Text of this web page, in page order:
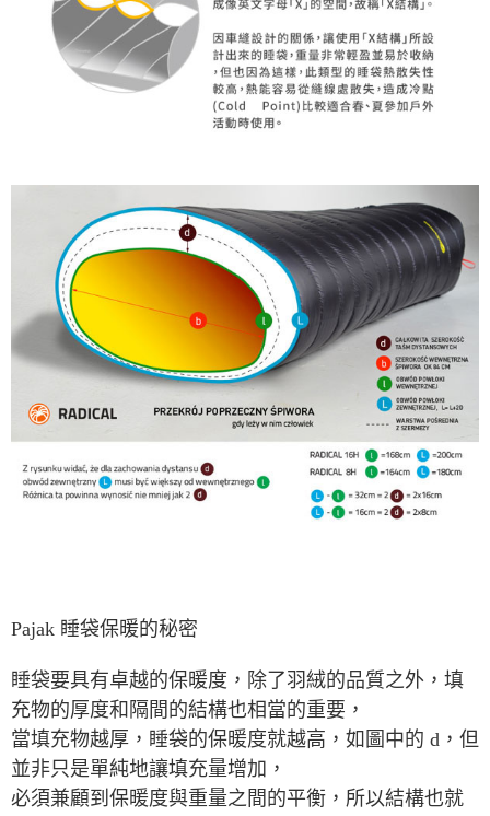
Pajak 睡袋保暖的秘密
睡袋要具有卓越的保暖度，除了羽絨的品質之外，填
充物的厚度和隔間的結構也相當的重要，
當填充物越厚，睡袋的保暖度就越高，如圖中的 d，但
並非只是單純地讓填充量增加，
必須兼顧到保暖度與重量之間的平衡，所以結構也就